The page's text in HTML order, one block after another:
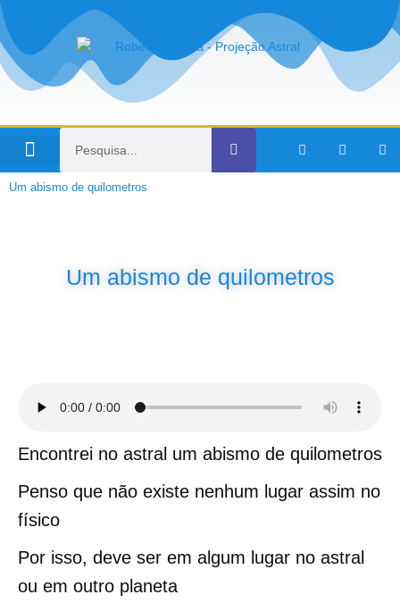
Um abismo de quilometros
Um abismo de quilometros
Encontrei no astral um abismo de quilometros
Penso que não existe nenhum lugar assim no
físico
Por isso, deve ser em algum lugar no astral
ou em outro planeta